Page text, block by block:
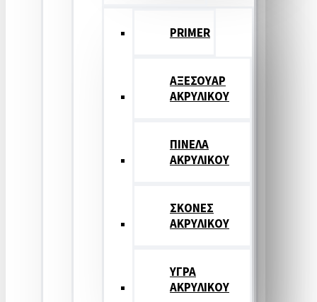
PRIMER
ΑΞΕΣΟΥΑΡ
ΑΚΡΥΛΙΚΟΥ
ΠΙΝΕΛΑ
ΑΚΡΥΛΙΚΟΥ
ΣΚΟΝΕΣ
ΑΚΡΥΛΙΚΟΥ
ΥΓΡΑ
ΑΚΡΥΛΙΚΟΥ